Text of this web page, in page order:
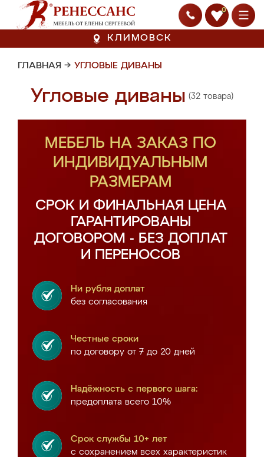
0
КЛИМОВСК
ГЛАВНАЯ → УГЛОВЫЕ ДИВАНЫ
Угловые диваны (32 товара)
МЕБЕЛЬ НА ЗАКАЗ ПО
ИНДИВИДУАЛЬНЫМ
РАЗМЕРАМ
СРОК И ФИНАЛЬНАЯ ЦЕНА
ГАРАНТИРОВАНЫ
ДОГОВОРОМ - БЕЗ ДОПЛАТ
И ПЕРЕНОСОВ
Ни рубля доплат
без согласования
Честные сроки
по договору от 7 до 20 дней
Надёжность с первого шага:
предоплата всего 10%
Срок службы 10+ лет
с сохранением всех характеристик